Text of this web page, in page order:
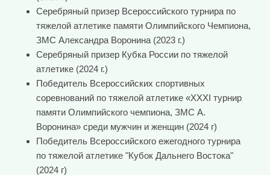
Серебряный призер Всероссийского турнира по
тяжелой атлетике памяти Олимпийского Чемпиона,
ЗМС Александра Воронина (2023 г.)
Серебряный призер Кубка России по тяжелой
атлетике (2024 г.)
Победитель Всероссийских спортивных
соревнований по тяжелой атлетике «XXXI турнир
памяти Олимпийского чемпиона, ЗМС А.
Воронина» среди мужчин и женщин (2024 г)
Победитель Всероссийского ежегодного турнира
по тяжелой атлетике "Кубок Дальнего Востока"
(2024 г)